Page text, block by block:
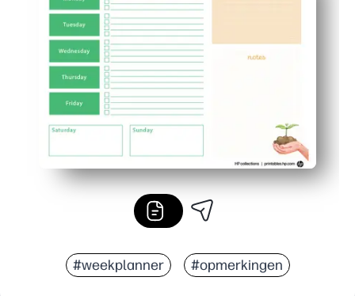
Flexibel voor gezinnen en klaslokalen - houd
Geschikt voor koelkast en mappen: hang het aan de
#weekplanner #opmerkingen